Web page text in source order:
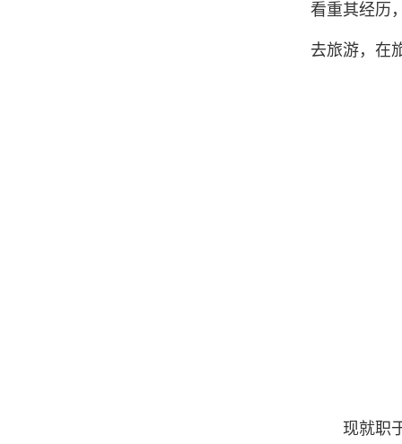
看重其经历
去旅游，在
现就职